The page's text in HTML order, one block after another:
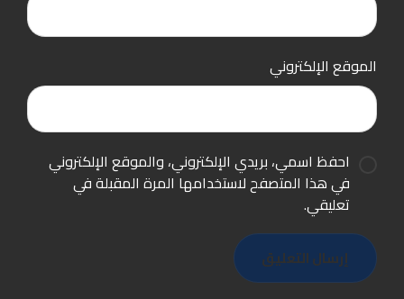
الموقع الإلكتروني
احفظ اسمي، بريدي الإلكتروني، والموقع الإلكتروني
في هذا المتصفح لاستخدامها المرة المقبلة في
تعليقي.
إرسال التعليق